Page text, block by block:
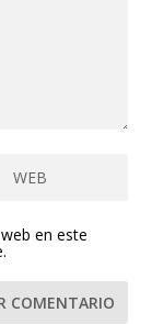
en este